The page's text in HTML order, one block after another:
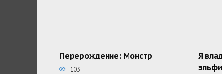
Перерождение: Монстр
103
Я